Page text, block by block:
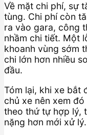
Về mặt chi phí, sự
tùng. Chi phí còn
ra vào gara, công
nhầm chi tiết. Một
khoanh vùng sớm
chi lớn hơn nhiều
đầu.
Tóm lại, khi xe bắt
chủ xe nên xem
theo thứ tự hợp lý,
nặng hơn mới xử lý.